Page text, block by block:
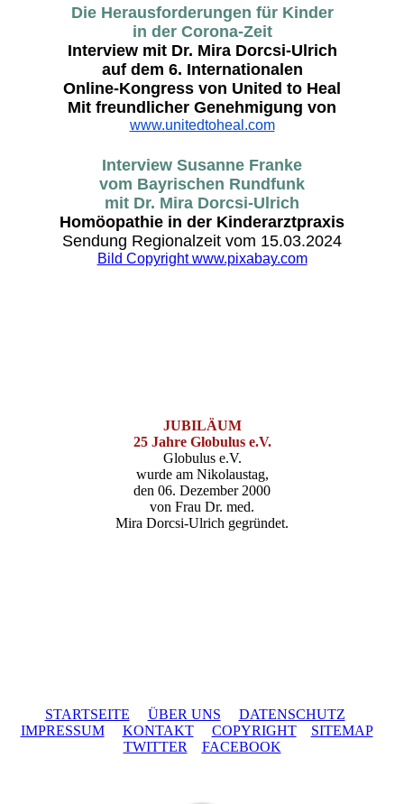
Die Herausforderungen für Kinder
in der Corona-Zeit
Interview mit Dr. Mira Dorcsi-Ulrich
auf dem 6. Internationalen
Online-Kongress von United to Heal
Mit freundlicher Genehmigung von
www.unitedtoheal.com
Interview Susanne Franke
vom Bayrischen Rundfunk
mit Dr. Mira Dorcsi-Ulrich
Homöopathie in der Kinderarztpraxis
Sendung Regionalzeit vom 15.03.2024
Bild Copyright www.pixabay.com
JUBILÄUM
25 Jahre Globulus e.V.
Globulus e.V.
wurde am Nikolaustag,
den 06. Dezember 2000
von Frau Dr. med.
Mira Dorcsi-Ulrich gegründet.
STARTSEITE ÜBER UNS
DATENSCHUTZ
IMPRESSUM
KONTAKT COPYRIGHT
SITEMAP
TWITTER
FACEBOOK